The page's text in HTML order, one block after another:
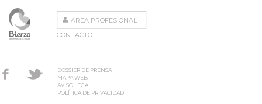
ÁREA PROFESIONAL
CONTACTO
DOSSIER DE PRENSA
MAPA WEB
AVISO LEGAL
POLÍTICA DE PRIVACIDAD